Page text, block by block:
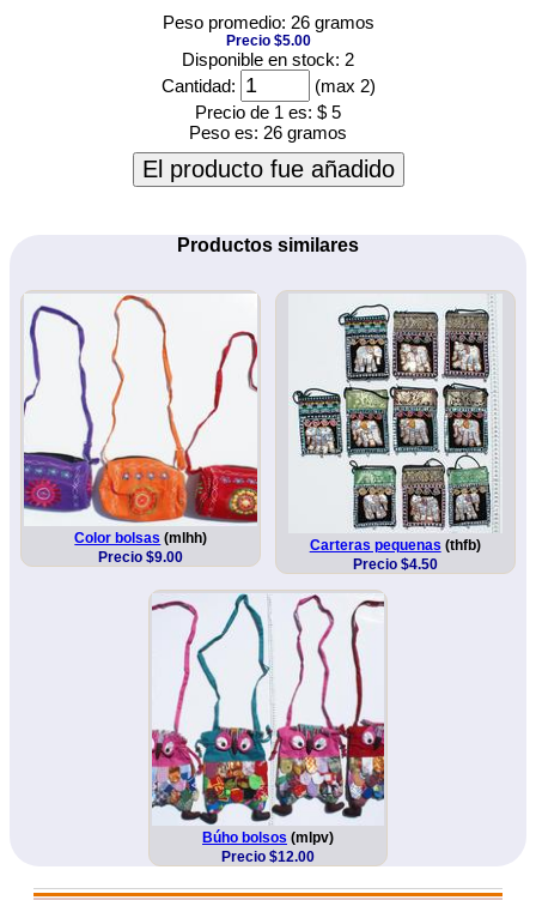
Peso promedio: 26 gramos
Precio $5.00
Disponible en stock: 2
Cantidad:
(max 2)
Precio de 1 es: $ 5
Peso es: 26 gramos
El producto fue añadido
Productos similares
Color bolsas (mlhh)
Precio $9.00
Carteras pequenas (thfb)
Precio $4.50
Búho bolsos (mlpv)
Precio $12.00